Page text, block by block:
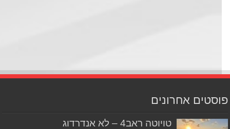
אחרונים
טויוטה ראב4 – לא אנדרדוג